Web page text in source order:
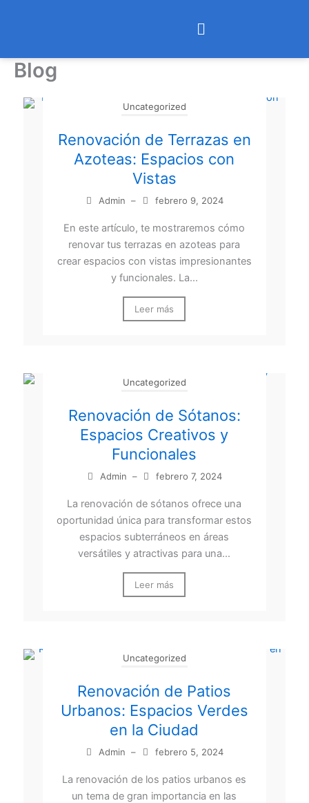
Menú
Blog
Uncategorized
Renovación de Terrazas en
Azoteas: Espacios con
Vistas
Admin – febrero 9, 2024
En este artículo, te mostraremos cómo
renovar tus terrazas en azoteas para
crear espacios con vistas impresionantes
y funcionales. La...
Leer más
Uncategorized
Renovación de Sótanos:
Espacios Creativos y
Funcionales
Admin – febrero 7, 2024
La renovación de sótanos ofrece una
oportunidad única para transformar estos
espacios subterráneos en áreas
versátiles y atractivas para una...
Leer más
Uncategorized
Renovación de Patios
Urbanos: Espacios Verdes
en la Ciudad
Admin – febrero 5, 2024
La renovación de los patios urbanos es
un tema de gran importancia en las